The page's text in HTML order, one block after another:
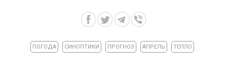
ПОГОДА СИНОПТИКИ ПРОГНОЗ АПРЕЛЬ ТЕПЛО